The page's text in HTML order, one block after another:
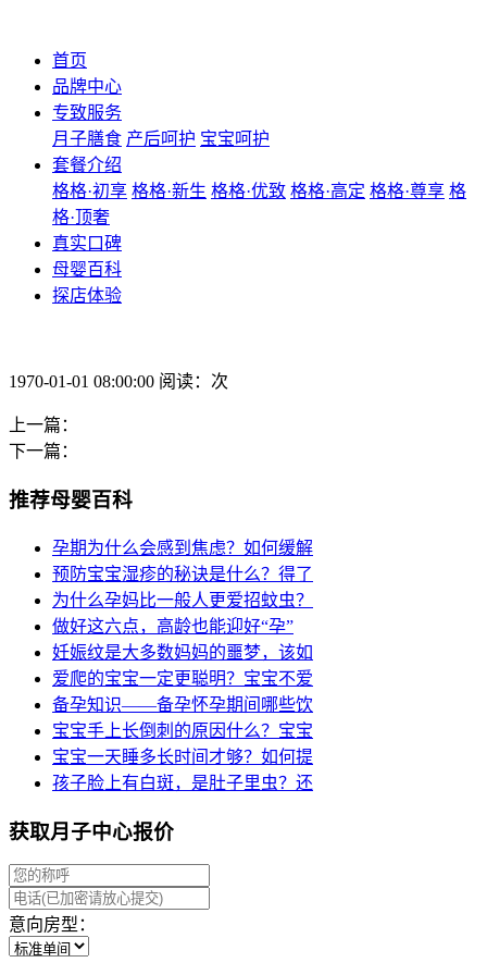
首页
品牌中心
专致服务
月子膳食 产后呵护 宝宝呵护
套餐介绍
格格·初享 格格·新生 格格·优致 格格·高定 格格·尊享 格
格·顶奢
真实口碑
母婴百科
探店体验
1970-01-01 08:00:00 阅读：次
上一篇：
下一篇：
推荐母婴百科
孕期为什么会感到焦虑？如何缓解
预防宝宝湿疹的秘诀是什么？得了
为什么孕妈比一般人更爱招蚊虫？
做好这六点，高龄也能迎好“孕”
妊娠纹是大多数妈妈的噩梦，该如
爱爬的宝宝一定更聪明？宝宝不爱
备孕知识——备孕怀孕期间哪些饮
宝宝手上长倒刺的原因什么？宝宝
宝宝一天睡多长时间才够？如何提
孩子脸上有白斑，是肚子里虫？还
获取月子中心报价
意向房型：